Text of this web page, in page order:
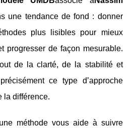
une tendance de fond : donner
plus lisibles pour mieux
progresser de façon mesurable.
de la clarté, de la stabilité et
ce type d’approche
la différence.
méthode vous aide à suivre